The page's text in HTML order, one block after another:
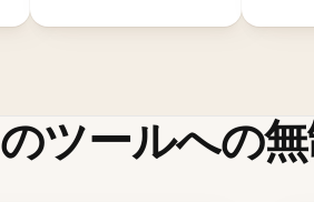
ツールへの